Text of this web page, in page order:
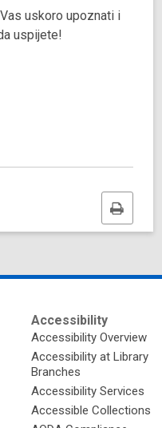
uskoro upoznati i
uspijete!
Print
this
page
Accessibility
Accessibility Overview
Accessibility at Library
Branches
Accessibility Services
Accessible Collections